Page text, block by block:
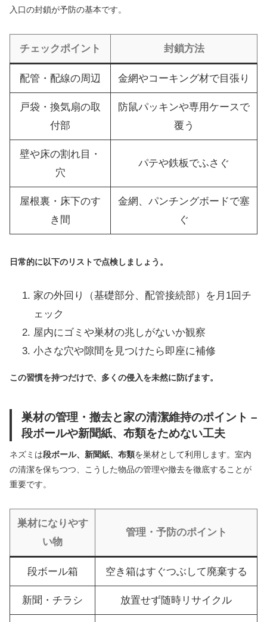
入口の封鎖が予防の基本です。
チェックポイント 封鎖方法
配管・配線の周辺 金網やコーキング材で目張り
戸袋・換気扇の取
付部
防鼠パッキンや専用ケースで
覆う
壁や床の割れ目・
穴
パテや鉄板でふさぐ
屋根裏・床下のす
き間
金網、パンチングボードで塞
ぐ
日常的に以下のリストで点検しましょう。
家の外回り（基礎部分、配管接続部）を月1回チ
ェック
屋内にゴミや巣材の兆しがないか観察
小さな穴や隙間を見つけたら即座に補修
この習慣を持つだけで、多くの侵入を未然に防げます。
巣材の管理・撤去と家の清潔維持のポイント –
段ボールや新聞紙、布類をためない工夫
ネズミは段ボール、新聞紙、布類を巣材として利用します。室内
の清潔を保ちつつ、こうした物品の管理や撤去を徹底することが
重要です。
巣材になりやす
い物
管理・予防のポイント
段ボール箱 空き箱はすぐつぶして廃棄する
新聞・チラシ 放置せず随時リサイクル